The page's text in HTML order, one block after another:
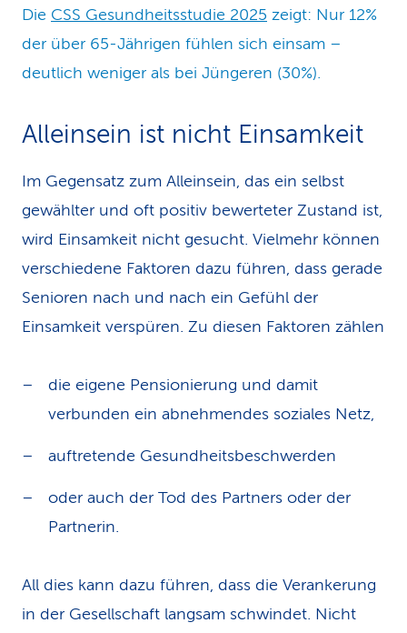
Die CSS Gesundheitsstudie 2025 zeigt: Nur 12%
der über 65-Jährigen fühlen sich einsam –
deutlich weniger als bei Jüngeren (30%).
Alleinsein ist nicht Einsamkeit
Im Gegensatz zum Alleinsein, das ein selbst
gewählter und oft positiv bewerteter Zustand ist,
wird Einsamkeit nicht gesucht. Vielmehr können
verschiedene Faktoren dazu führen, dass gerade
Senioren nach und nach ein Gefühl der
Einsamkeit verspüren. Zu diesen Faktoren zählen
die eigene Pensionierung und damit
verbunden ein abnehmendes soziales Netz,
auftretende Gesundheitsbeschwerden
oder auch der Tod des Partners oder der
Partnerin.
All dies kann dazu führen, dass die Verankerung
in der Gesellschaft langsam schwindet. Nicht